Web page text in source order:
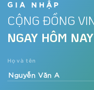
GIA NHẬP
CỘNG ĐỒNG
NGAY HÔM NAY
Họ và tên